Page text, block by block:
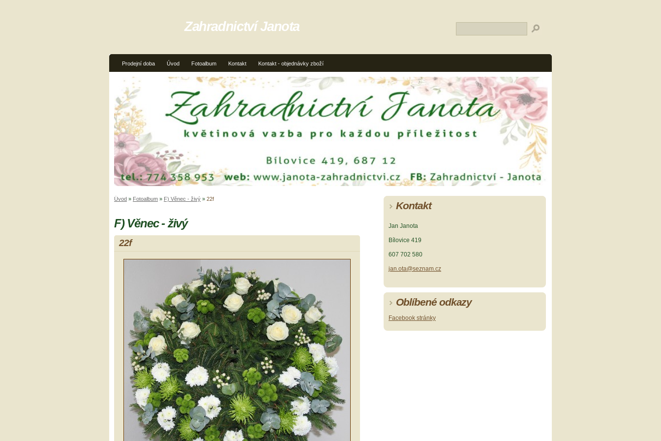
Prodejní doba Úvod Fotoalbum Kontakt Kontakt - objednávky zboží
Zahradnictví Janota
Úvod » Fotoalbum » F) Věnec - živý » 22f
F) Věnec - živý
22f
Kontakt
Jan Janota
Bílovice 419
607 702 580
jan.ota@seznam.cz
Oblíbené odkazy
Facebook stránky